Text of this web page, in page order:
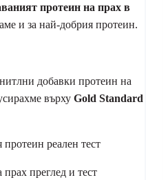
протеин на прах в
и за най-добрия протеин.
добавки протеин на
върху Gold Standard